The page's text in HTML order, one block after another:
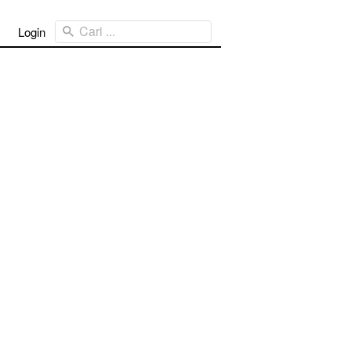
Login Cari ...